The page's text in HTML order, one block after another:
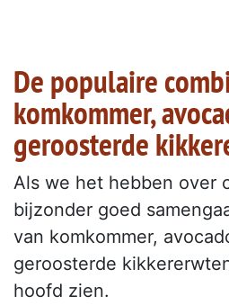
De populaire
komkommer,
geroosterde
Als we het hebben over
bijzonder goed
van komkommer,
geroosterde
hoofd zien.